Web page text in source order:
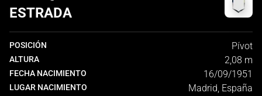
ESTRADA
POSICIÓN Pívot
ALTURA 2,08 m
FECHA NACIMIENTO 16/09/1951
LUGAR NACIMIENTO Madrid, España